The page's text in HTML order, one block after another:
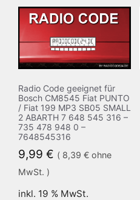
Radio Code geeignet für
Bosch CM8545 Fiat PUNTO
/ Fiat 199 MP3 SB05 SMALL
2 ABARTH 7 648 545 316 –
735 478 948 0 –
7648545316
9,99 € ( 8,39 € ohne
MwSt. )
inkl. 19 % MwSt.